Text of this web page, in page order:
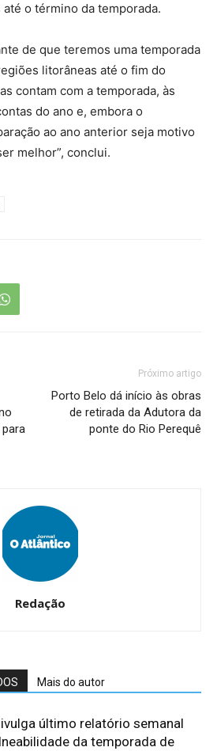
o término da temporada.
de que teremos uma temporada
litorâneas até o fim do
contam com a temporada, às
do ano e, embora o
ao ano anterior seja motivo
melhor”, conclui.
Próximo artigo
Porto Belo dá início às obras
de retirada da Adutora da
ponte do Rio Perequê
Redação
Mais do autor
último relatório semanal
da temporada de